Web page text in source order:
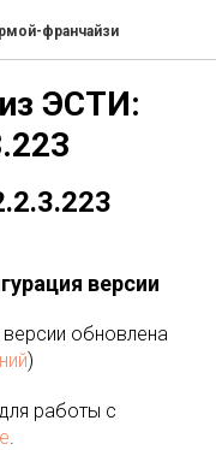
франчайзи
ЭСТИ:
версии
обновлена
)
работы с
.